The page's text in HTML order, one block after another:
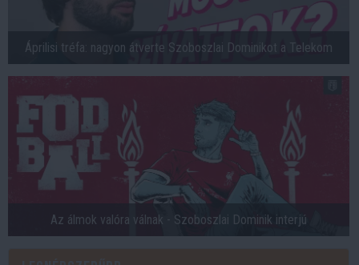
Áprilisi tréfa: nagyon átverte Szoboszlai Dominikot a Telekom
Az álmok valóra válnak - Szoboszlai Dominik interjú